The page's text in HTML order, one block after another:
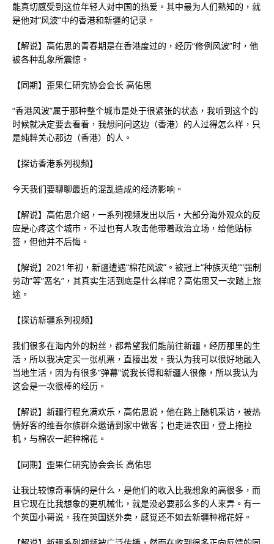
能真切感受到这位年轻人对中国的热爱。其中最为人们熟知的，就
是他对“风波”中的香港和新疆的记录。
【解说】高佑思的青春期是在香港度过的，经历“修例风波”时，他
被各种乱象所震惊。
【同期】歪果仁研究协会会长 高佑思
“香港风波”属于那种整个城市是处于很紧张的状态，我听到这个的
时候就决定要去看看，我想问问这边（香港）的人过得怎么样，只
是纯粹关心那边（香港）的人。
【探访香港系列视频】
今天我们要聊聊最近的混乱造成的经济影响。
【解说】高佑思介绍，一系列视频发出以后，大部分海外观众的反
应是心疼这个城市，不过也有人攻击他带着政治立场，给他贴标
签，但他并不后悔。
【解说】2021年初，新疆遭遇“棉花风波”。被冠上“种族灭绝”“强制
劳动”等“恶名”，其真实生活到底是什么样呢？高佑思又一次踏上旅
途。
【探访新疆系列视频】
我们很多在海内外的粉丝，都希望我们能前往新疆，经历那里的生
活，所以我决定买一张机票，直接出发。我认为我可以很好地融入
当地生活，因为有很多“弹幕”说我长得和新疆人很像，所以我认为
这会是一次很棒的经历。
【解说】新疆行程充满欢乐，高佑思说，他在路上随机采访，被热
情好客的维吾尔族群众邀请到家中做客；也走进农田，登上拖拉
机，与棉农一起种棉花。
【同期】歪果仁研究协会会长 高佑思
让我比较惊奇事情的是什么，是他们的收入比我想象的高很多，而
且它现在比我想象的更机械化，就是没必要那么多的人来弄。有一
个英国小哥说，我在英国送外卖，感觉还不如去新疆种棉花好。